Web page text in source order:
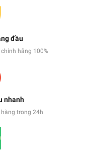
đầu
hãng 100%
nhanh
trong 24h